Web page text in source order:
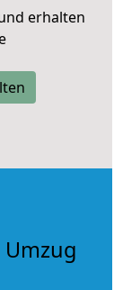
erhalten